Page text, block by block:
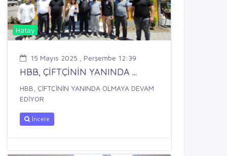
Hatay
15 Mayıs 2025 , Perşembe 12:39
HBB, ÇİFTÇİNİN YANINDA ...
HBB, ÇİFTÇİNİN YANINDA OLMAYA DEVAM
EDİYOR
İncele